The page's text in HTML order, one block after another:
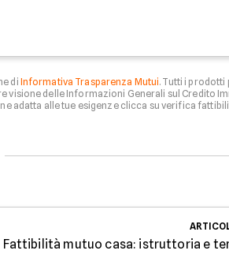
di Informativa Trasparenza Mutui. Tutti i
visione delle Informazioni Generali sul Credito
adatta alle tue esigenze clicca su verifica
Fattibilità mutuo casa: istruttoria e